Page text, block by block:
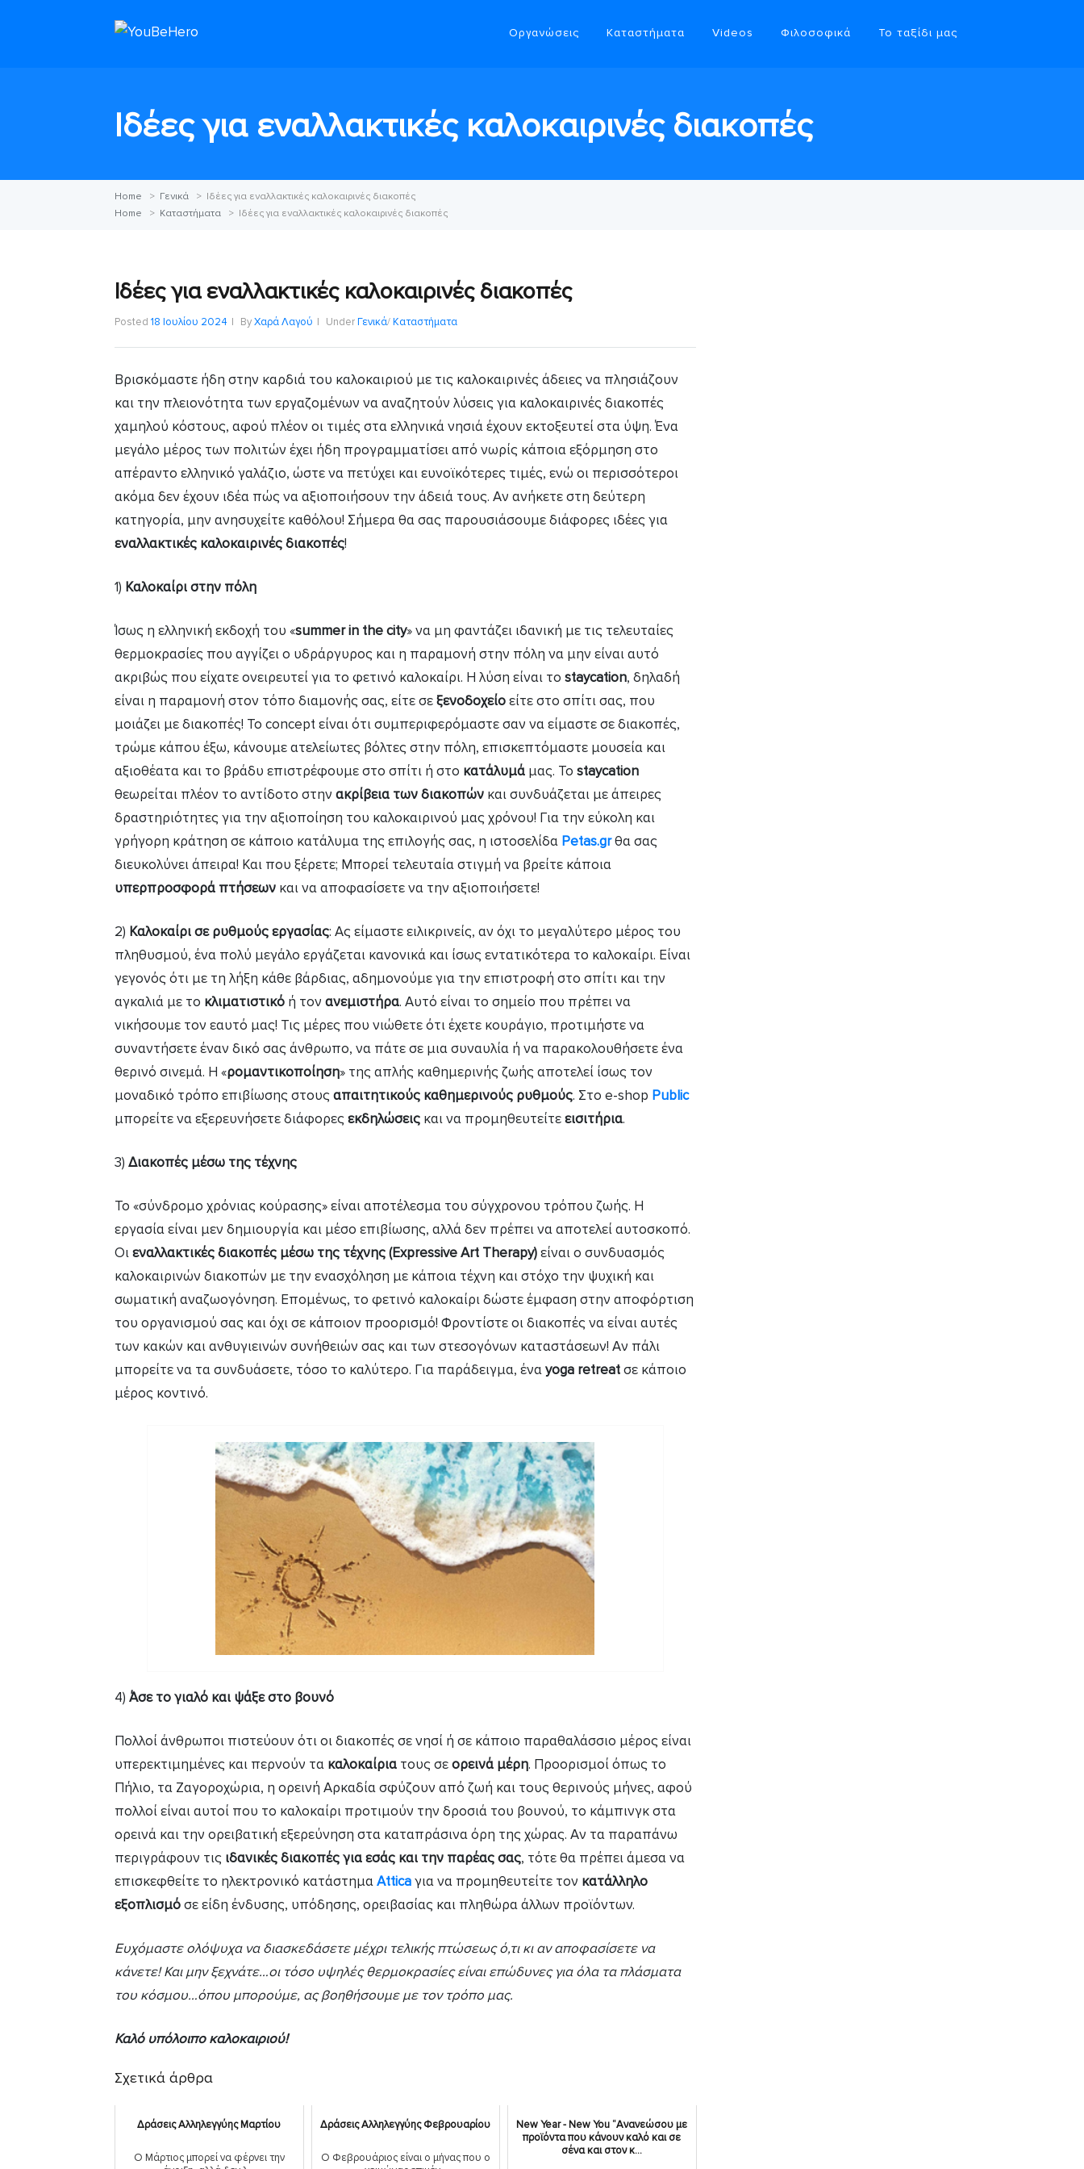
Οργανώσεις Καταστήματα Videos Φιλοσοφικά Το ταξίδι μας
Ιδέες για εναλλακτικές καλοκαιρινές διακοπές
Home > Γενικά > Ιδέες για εναλλακτικές καλοκαιρινές διακοπές
Home
> Καταστήματα > Ιδέες για εναλλακτικές καλοκαιρινές διακοπές
Ιδέες για εναλλακτικές καλοκαιρινές διακοπές
Posted 18 Ιουλίου 2024 ByΧαρά Λαγού UnderΓενικά/Καταστήματα
Βρισκόμαστε ήδη στην καρδιά του καλοκαιριού με τις καλοκαιρινές άδειες να πλησιάζουν
και την πλειονότητα των εργαζομένων να αναζητούν λύσεις για καλοκαιρινές διακοπές
χαμηλού κόστους, αφού πλέον οι τιμές στα ελληνικά νησιά έχουν εκτοξευτεί στα ύψη. Ένα
μεγάλο μέρος των πολιτών έχει ήδη προγραμματίσει από νωρίς κάποια εξόρμηση στο
απέραντο ελληνικό γαλάζιο, ώστε να πετύχει και ευνοϊκότερες τιμές, ενώ οι περισσότεροι
ακόμα δεν έχουν ιδέα πώς να αξιοποιήσουν την άδειά τους. Αν ανήκετε στη δεύτερη
κατηγορία, μην ανησυχείτε καθόλου! Σήμερα θα σας παρουσιάσουμε διάφορες ιδέες για
εναλλακτικές καλοκαιρινές διακοπές!
1) Καλοκαίρι στην πόλη
Ίσως η ελληνική εκδοχή του «summer in the city» να μη φαντάζει ιδανική με τις τελευταίες
θερμοκρασίες που αγγίζει ο υδράργυρος και η παραμονή στην πόλη να μην είναι αυτό
ακριβώς που είχατε ονειρευτεί για το φετινό καλοκαίρι. Η λύση είναι το staycation, δηλαδή
είναι η παραμονή στον τόπο διαμονής σας, είτε σεξενοδοχείοείτε στο σπίτι σας, που
μοιάζει με διακοπές! Το concept είναι ότι συμπεριφερόμαστε σαν να είμαστε σε διακοπές,
τρώμε κάπου έξω, κάνουμε ατελείωτες βόλτες στην πόλη, επισκεπτόμαστε μουσεία και
αξιοθέατα και το βράδυ επιστρέφουμε στο σπίτι ή στο κατάλυμά μας. Το staycation
θεωρείται πλέον το αντίδοτο στην ακρίβεια των διακοπών και συνδυάζεται με άπειρες
δραστηριότητες για την αξιοποίηση του καλοκαιρινού μας χρόνου! Για την εύκολη και
γρήγορη κράτηση σε κάποιο κατάλυμα της επιλογής σας, η ιστοσελίδα Petas.grθα σας
διευκολύνει άπειρα! Και που ξέρετε; Μπορεί τελευταία στιγμή να βρείτε κάποια
υπερπροσφορά πτήσεων και να αποφασίσετε να την αξιοποιήσετε!
2) Καλοκαίρι σε ρυθμούς εργασίας: Ας είμαστε ειλικρινείς, αν όχι το μεγαλύτερο μέρος του
πληθυσμού, ένα πολύ μεγάλο εργάζεται κανονικά και ίσως εντατικότερα το καλοκαίρι. Είναι
γεγονός ότι με τη λήξη κάθε βάρδιας, αδημονούμε για την επιστροφή στο σπίτι και την
αγκαλιά με το κλιματιστικό ή τον ανεμιστήρα. Αυτό είναι το σημείο που πρέπει να
νικήσουμε τον εαυτό μας! Τις μέρες που νιώθετε ότι έχετε κουράγιο, προτιμήστε να
συναντήσετε έναν δικό σας άνθρωπο, να πάτε σε μια συναυλία ή να παρακολουθήσετε ένα
θερινό σινεμά. Η «ρομαντικοποίηση» της απλής καθημερινής ζωής αποτελεί ίσως τον
μοναδικό τρόπο επιβίωσης στους απαιτητικούς καθημερινούς ρυθμούς. Στο e-shop Public
μπορείτε να εξερευνήσετε διάφορες εκδηλώσεις και να προμηθευτείτεεισιτήρια.
3) Διακοπές μέσω της τέχνης
Το «σύνδρομο χρόνιας κούρασης» είναι αποτέλεσμα του σύγχρονου τρόπου ζωής. Η
εργασία είναι μεν δημιουργία και μέσο επιβίωσης, αλλά δεν πρέπει να αποτελεί αυτοσκοπό.
Οιεναλλακτικές διακοπές μέσω της τέχνης (Expressive Art Therapy)είναι ο συνδυασμός
καλοκαιρινών διακοπών με την ενασχόληση με κάποια τέχνη και στόχο την ψυχική και
σωματική αναζωογόνηση. Επομένως, το φετινό καλοκαίρι δώστε έμφαση στην αποφόρτιση
του οργανισμού σας και όχι σε κάποιον προορισμό! Φροντίστε οι διακοπές να είναι αυτές
των κακών και ανθυγιεινών συνήθειών σας και των στεσογόνων καταστάσεων! Αν πάλι
μπορείτε να τα συνδυάσετε, τόσο το καλύτερο. Για παράδειγμα, έναyoga retreatσε κάποιο
μέρος κοντινό.
4) Άσε το γιαλό και ψάξε στο βουνό
Πολλοί άνθρωποι πιστεύουν ότι οι διακοπές σε νησί ή σε κάποιο παραθαλάσσιο μέρος είναι
υπερεκτιμημένες και περνούν τα καλοκαίρια τους σεορεινά μέρη. Προορισμοί όπως το
Πήλιο, τα Ζαγοροχώρια, η ορεινή Αρκαδία σφύζουν από ζωή και τους θερινούς μήνες, αφού
πολλοί είναι αυτοί που το καλοκαίρι προτιμούν την δροσιά του βουνού, το κάμπινγκ στα
ορεινά και την ορειβατική εξερεύνηση στα καταπράσινα όρη της χώρας. Αν τα παραπάνω
περιγράφουν τις ιδανικές διακοπές για εσάς και την παρέας σας, τότε θα πρέπει άμεσα να
επισκεφθείτε το ηλεκτρονικό κατάστημαAtticaγια να προμηθευτείτε τον κατάλληλο
εξοπλισμόσε είδη ένδυσης, υπόδησης, ορειβασίας και πληθώρα άλλων προϊόντων.
Ευχόμαστε ολόψυχα να διασκεδάσετε μέχρι τελικής πτώσεως ό,τι κι αν αποφασίσετε να
κάνετε! Και μην ξεχνάτε…οι τόσο υψηλές θερμοκρασίες είναι επώδυνες για όλα τα πλάσματα
του κόσμου…όπου μπορούμε, ας βοηθήσουμε με τον τρόπο μας.
Καλό υπόλοιπο καλοκαιριού!
Σχετικά άρθρα
Δράσεις Αλληλεγγύης Μαρτίου
Ο Μάρτιος μπορεί να φέρνει την
Δράσεις Αλληλεγγύης Φεβρουαρίου
Ο Φεβρουάριος είναι ο μήνας που ο
New Year - New You “Ανανεώσου με
προϊόντα που κάνουν καλό και σε
σένα και στον κ...